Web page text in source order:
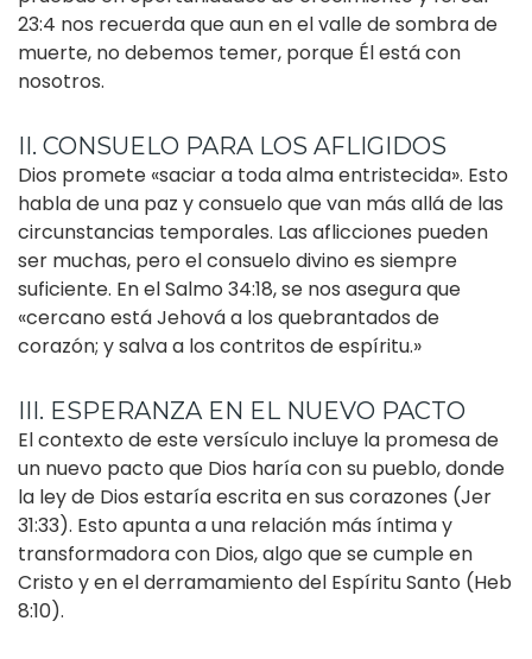
23:4 nos recuerda que aun en el valle de sombra de
muerte, no debemos temer, porque Él está con
nosotros.
II. CONSUELO PARA LOS AFLIGIDOS
Dios promete «saciar a toda alma entristecida». Esto
habla de una paz y consuelo que van más allá de las
circunstancias temporales. Las aflicciones pueden
ser muchas, pero el consuelo divino es siempre
suficiente. En el Salmo 34:18, se nos asegura que
«cercano está Jehová a los quebrantados de
corazón; y salva a los contritos de espíritu.»
III. ESPERANZA EN EL NUEVO PACTO
El contexto de este versículo incluye la promesa de
un nuevo pacto que Dios haría con su pueblo, donde
la ley de Dios estaría escrita en sus corazones (Jer
31:33). Esto apunta a una relación más íntima y
transformadora con Dios, algo que se cumple en
Cristo y en el derramamiento del Espíritu Santo (Heb
8:10).